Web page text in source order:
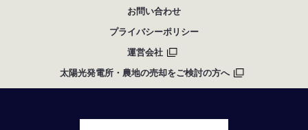
お問い合わせ
プライバシーポリシー
運営会社
太陽光発電所・農地の売却をご検討の方へ